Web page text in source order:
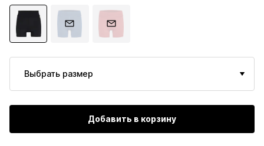
Выбрать размер
Добавить в корзину